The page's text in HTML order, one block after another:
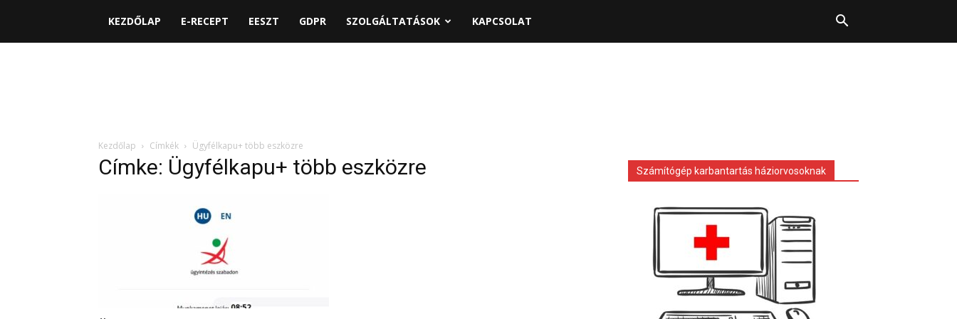
KEZDŐLAP E-RECEPT EESZT GDPR SZOLGÁLTATÁSOK KAPCSOLAT
Kezdőlap Címkék Ügyfélkapu+ több eszközre
Címke: Ügyfélkapu+ több eszközre Számítógép karbantartás háziorvosoknak